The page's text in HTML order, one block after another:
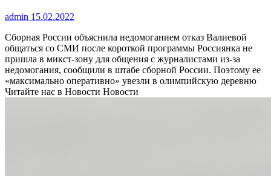
admin 15.02.2022
Сборная России объяснила недомоганием отказ Валиевой
общаться со СМИ после короткой программы Россиянка не
пришла в микст-зону для общения с журналистами из-за
недомогания, сообщили в штабе сборной России. Поэтому ее
«максимально оперативно» увезли в олимпийскую деревню
Читайте нас в Новости Новости